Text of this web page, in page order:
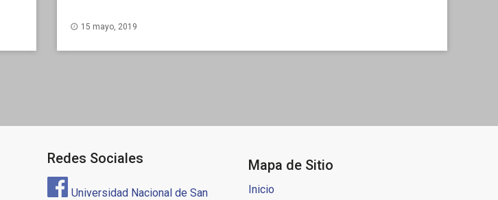
15 mayo, 2019
Redes Sociales
Universidad Nacional de San
Mapa de Sitio
Inicio